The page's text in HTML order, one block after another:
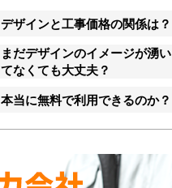
デザインと工事価格の関係は？
まだデザインのイメージが湧い
てなくても大丈夫？
本当に無料で利用できるのか？